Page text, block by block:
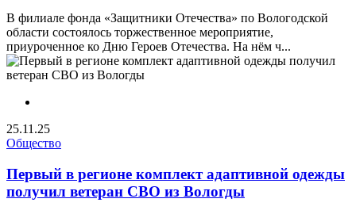
В филиале фонда «Защитники Отечества» по Вологодской
области состоялось торжественное мероприятие,
приуроченное ко Дню Героев Отечества. На нём ч...
25.11.25
Общество
Первый в регионе комплект адаптивной одежды
получил ветеран СВО из Вологды